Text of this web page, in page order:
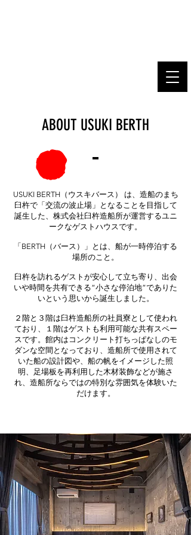
ABOUT USUKI BERTH
USUKI BERTH（ウスキバース） は、造船のまち
臼杵で「交流の波止場」となることを目指して
誕生した、株式会社臼杵造船所が運営するユニ
ークなゲストハウスです。
「BERTH（バース）」とは、船が一時停泊する
場所のこと。
臼杵を訪れるゲストが安心して立ち寄り、出会
いや時間を共有できる“小さな停泊地”でありた
いという思いから誕生しました。
２階と３階は臼杵造船所の社員寮として使われ
ており、１階はゲストも利用可能な共有スペー
スです。館内はコンクリート打ちっぱなしのモ
ダンな空間となっており、造船所で使用されて
いた船の設計図や、船の帆をイメージした照
明、足場板を再利用した木材装飾などが施さ
れ、造船所ならではの特別な雰囲気を体験いた
だけます。